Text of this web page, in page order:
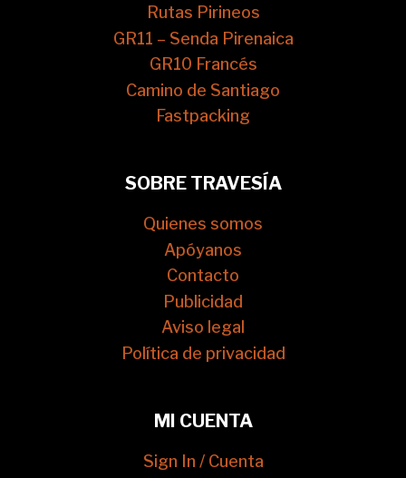
Rutas Pirineos
GR11 – Senda Pirenaica
GR10 Francés
Camino de Santiago
Fastpacking
SOBRE TRAVESÍA
Quienes somos
Apóyanos
Contacto
Publicidad
Aviso legal
Política de privacidad
MI CUENTA
Sign In / Cuenta